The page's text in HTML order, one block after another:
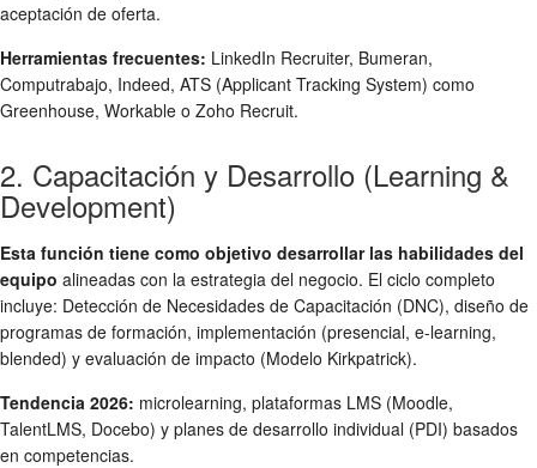
aceptación de oferta.
Herramientas frecuentes: LinkedIn Recruiter, Bumeran,
Computrabajo, Indeed, ATS (Applicant Tracking System) como
Greenhouse, Workable o Zoho Recruit.
2. Capacitación y Desarrollo (Learning &
Development)
Esta función tiene como objetivo desarrollar las habilidades del
equipo alineadas con la estrategia del negocio. El ciclo completo
incluye: Detección de Necesidades de Capacitación (DNC), diseño de
programas de formación, implementación (presencial, e-learning,
blended) y evaluación de impacto (Modelo Kirkpatrick).
Tendencia 2026: microlearning, plataformas LMS (Moodle,
TalentLMS, Docebo) y planes de desarrollo individual (PDI) basados
en competencias.